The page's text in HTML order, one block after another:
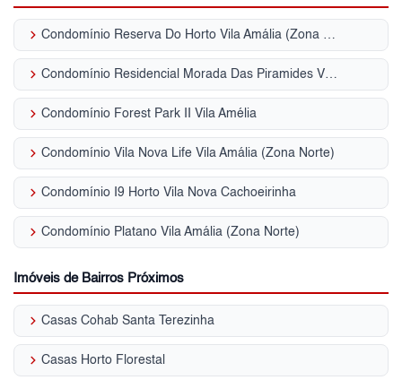
keyboard_arrow_right Condomínio Reserva Do Horto Vila Amália (Zona Norte)
keyboard_arrow_right Condomínio Residencial Morada Das Piramides Vila Amália (Zona Norte)
keyboard_arrow_right Condomínio Forest Park II Vila Amélia
keyboard_arrow_right Condomínio Vila Nova Life Vila Amália (Zona Norte)
keyboard_arrow_right Condomínio I9 Horto Vila Nova Cachoeirinha
keyboard_arrow_right Condomínio Platano Vila Amália (Zona Norte)
Imóveis de Bairros Próximos
keyboard_arrow_right Casas Cohab Santa Terezinha
keyboard_arrow_right Casas Horto Florestal